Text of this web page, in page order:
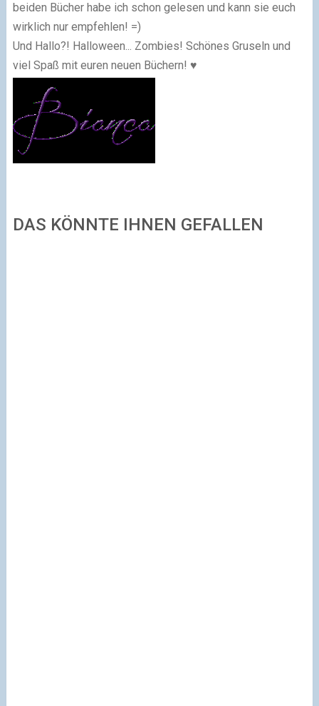
beiden Bücher habe ich schon gelesen und kann sie euch
wirklich nur empfehlen! =)
Und Hallo?! Halloween... Zombies! Schönes Gruseln und
viel Spaß mit euren neuen Büchern! ♥
DAS KÖNNTE IHNEN GEFALLEN